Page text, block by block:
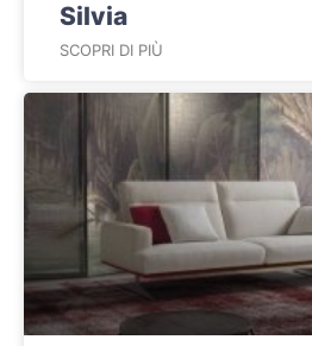
Silvia
SCOPRI DI PIÙ